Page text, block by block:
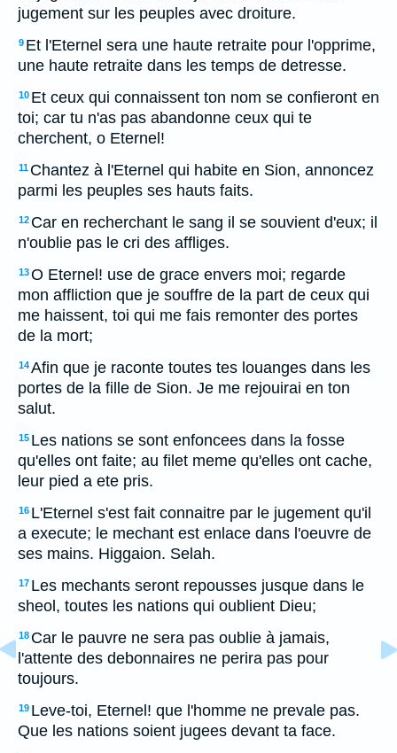
jugement sur les peuples avec droiture.
9 Et l'Eternel sera une haute retraite pour l'opprime,
une haute retraite dans les temps de detresse.
10 Et ceux qui connaissent ton nom se confieront en
toi; car tu n'as pas abandonne ceux qui te
cherchent, o Eternel!
11 Chantez à l'Eternel qui habite en Sion, annoncez
parmi les peuples ses hauts faits.
12 Car en recherchant le sang il se souvient d'eux; il
n'oublie pas le cri des affliges.
13O Eternel! use de grace envers moi; regarde
mon affliction que je souffre de la part de ceux qui
me haissent, toi qui me fais remonter des portes
de la mort;
14Afin que je raconte toutes tes louanges dans les
portes de la fille de Sion. Je me rejouirai en ton
salut.
15 Les nations se sont enfoncees dans la fosse
qu'elles ont faite; au filet meme qu'elles ont cache,
leur pied a ete pris.
16 L'Eternel s'est fait connaitre par le jugement qu'il
a execute; le mechant est enlace dans l'oeuvre de
ses mains. Higgaion. Selah.
17 Les mechants seront repousses jusque dans le
sheol, toutes les nations qui oublient Dieu;
18 Car le pauvre ne sera pas oublie à jamais,
l'attente des debonnaires ne perira pas pour
toujours.
19 Leve-toi, Eternel! que l'homme ne prevale pas.
Que les nations soient jugees devant ta face.